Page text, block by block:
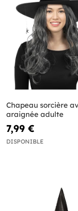
Chapeau sorcière
araignée adulte
7,99 €
DISPONIBLE